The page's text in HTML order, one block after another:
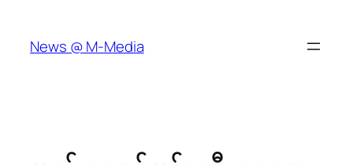
content
News @ M-Media